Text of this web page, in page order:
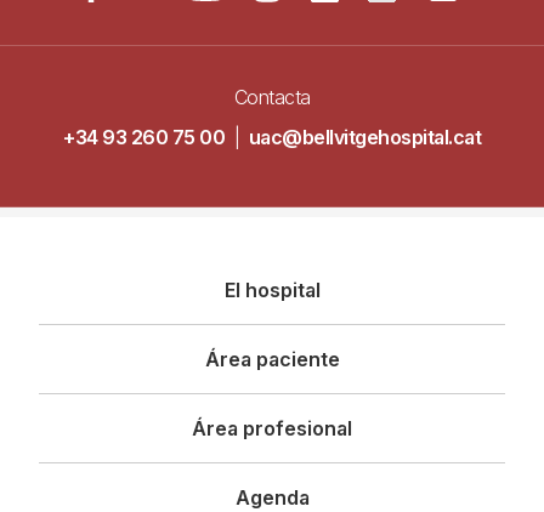
Contacta
+34 93 260 75 00
uac@bellvitgehospital.cat
principal
El hospital
Área paciente
Área profesional
Agenda